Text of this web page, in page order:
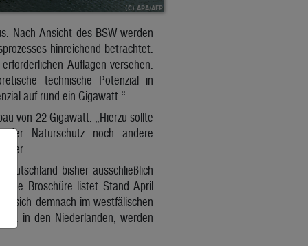
Nach Ansicht des BSW werden
hinreichend betrachtet.
Auflagen versehen.
technische Potenzial in
auf rund ein Gigawatt.“
von 22 Gigawatt. „Hierzu sollte
Naturschutz noch andere
bisher ausschließlich
Broschüre listet Stand April
sich demnach im westfälischen
in den Niederlanden, werden